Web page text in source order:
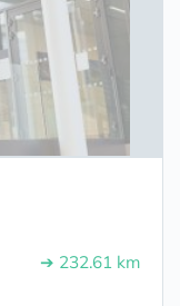
➔ 232.61 km